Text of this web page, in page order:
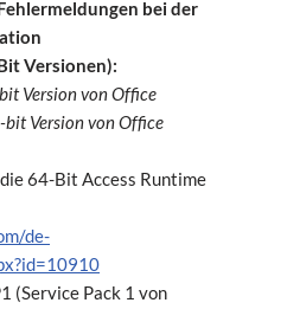
bei der
Versionen):
Version von Office
Version von Office
64-Bit Access Runtime
de-
(Service Pack 1 von